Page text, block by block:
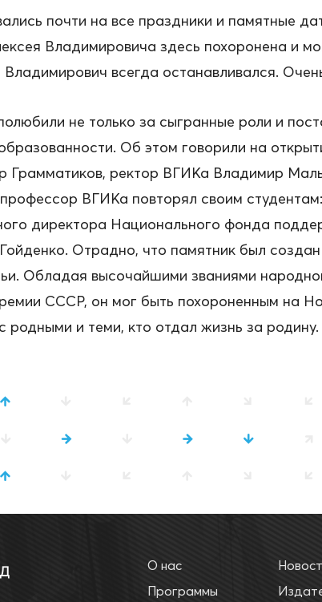
почти на все праздники и памятные
Владимировича здесь похоронена и
всегда останавливался.
не только за сыгранные роли и
образованности. Об этом говорили на
Грамматиков, ректор ВГИКа Владимир
ВГИКа повторял своим
директора Национального фонда
Отрадно, что памятник был
Обладая высочайшими званиями
СССР, он мог быть похороненным на
родными и теми, кто отдал жизнь за родину.
О нас
Программы